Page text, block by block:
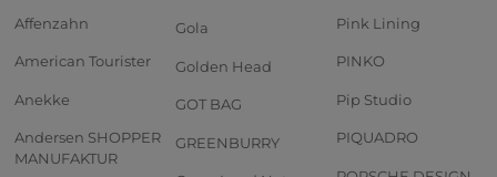
Affenzahn
American Tourister
Anekke
Andersen SHOPPER
MANUFAKTUR
Gola
Golden Head
GOT BAG
GREENBURRY
Pink Lining
PINKO
Pip Studio
PIQUADRO